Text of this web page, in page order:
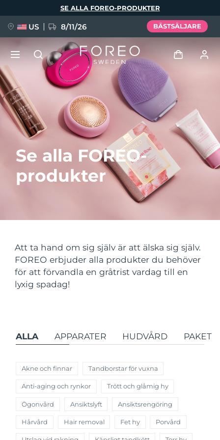
Se alla FOREO-
produkter
Att ta hand om sig själv är att älska sig själv.
FOREO erbjuder alla produkter du behöver
för att förvandla en gråtrist vardag till en
lyxig spadag!
ALLA APPARATER HUDVÅRD PAKET
Akne och finnar Tandborstar för vuxna
Anti-aging och rynkor Trött och glåmig hy
Ögonvård Ansiktslyft Ansiktsrengöring
Hårvård Hair removal Fet hy Porvård
SE ALLA FOREO-PRODUKTER
US 8/11/26 BÄSTSÄLJARE
Logga in
Användarprofil
Mina enheter
Mina beställningar
Mina adresser
NYHET
FAQ™ Pure Beauty-Tech Elixir
BREAKING NEWS
FAQ™ Dual LED Panel
Rödljusterapi
Språk
English Deutsch
Español
Français
Italiano
Português
Svenska
Русский
Türkçe
繁體中文
Leveransland
USA Förväntad leverans8/11/26
Storbritannien Förväntad leverans8/10/26
Frankrike Förväntad leverans8/10/26
Tyskland Förväntad leverans
Kanada Förväntad leverans